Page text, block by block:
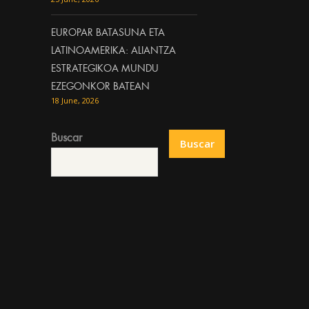
EUROPAR BATASUNA ETA
LATINOAMERIKA: ALIANTZA
ESTRATEGIKOA MUNDU
EZEGONKOR BATEAN
18 June, 2026
Buscar Buscar